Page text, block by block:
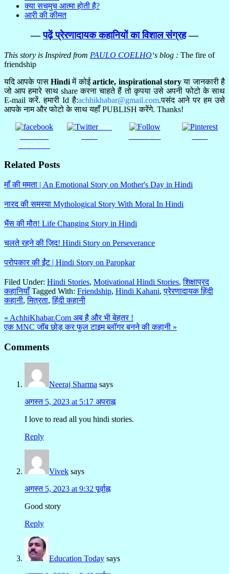
क्या सचमुच आत्मा होती है?
आरी की कीमत
—पढ़ें प्रेरणादायक कहानियों का विशाल संग्रह—
This story is Inspired from PAULO COELHO‘s blog : The fire of
friendship
यदि आपके पासHindiमें कोईarticle, inspirational storyया जानकारी है
जो आप हमारे साथ share करना चाहते हैं तो कृपया उसे अपनी फोटो के साथ
E-mail करें. हमारी Id है:achhikhabar@gmail.com.पसंद आने पर हम उसे
आपके नाम और फोटो के साथ यहाँ PUBLISH करेंगे. Thanks!
Share on
Facebook
Post
on X
Follow us Save
Related Posts
माँ की ममता | An Emotional Story on Mother's Day in Hindi
नारद की समस्या Mythological Story With Moral In Hindi
भैंस की मौत! Life Changing Story in Hindi
चलते रहने की ज़िद! Hindi Story on Perseverance
परोपकार की ईंट | Hindi Story on Paropkar
Filed Under: Hindi Stories, Motivational Hindi Stories,शिक्षाप्रद
कहानियाँ Tagged With: Friendship, Hindi Kahani,प्रेरणादायक हिंदी
कहानी,मित्रता,हिंदी कहानी
« AchhiKhabar.Com अब है और भी बेहतर !
एक MNC जॉब छोड़ कर फुल टाइम ब्लॉगर बनने की कहानी »
Comments
Neeraj Sharma says
अगस्त 5, 2023 at 5:17 अपराह्न
I love to read all you hindi stories.
Reply
Vivek says
अगस्त 5, 2023 at 9:32 पूर्वाह्न
Good story
Reply
Education Today says